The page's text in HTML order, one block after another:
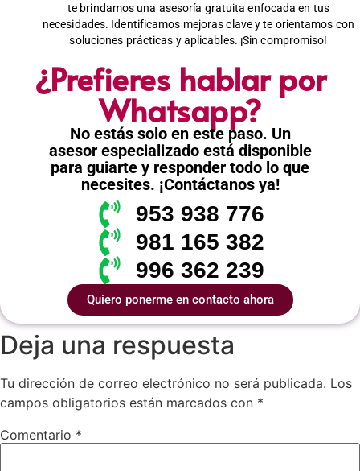
te brindamos una asesoría gratuita enfocada en tus
necesidades. Identificamos mejoras clave y te orientamos con
soluciones prácticas y aplicables. ¡Sin compromiso!
¿Prefieres hablar por
Whatsapp?
No estás solo en este paso. Un
asesor especializado está disponible
para guiarte y responder todo lo que
necesites. ¡Contáctanos ya!
953 938 776
981 165 382
996 362 239
Quiero ponerme en contacto ahora
Deja una respuesta
Tu dirección de correo electrónico no será publicada. Los
campos obligatorios están marcados con *
Comentario *